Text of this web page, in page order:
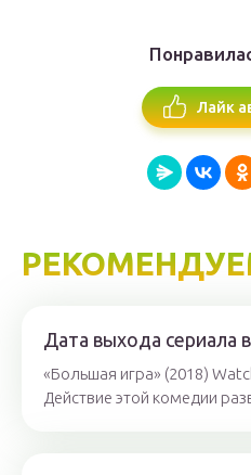
Лайк
Дата выхода сериала
«Большая игра» (2018)
Действие этой комедии